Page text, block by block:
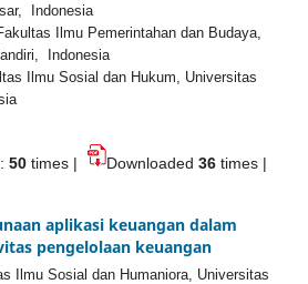
Indonesia
Ilmu Pemerintahan dan Budaya,
Indonesia
Ilmu Sosial dan Hukum, Universitas
50 times | Downloaded36 times |
aplikasi keuangan dalam
pengelolaan keuangan
Ilmu Sosial dan Humaniora, Universitas